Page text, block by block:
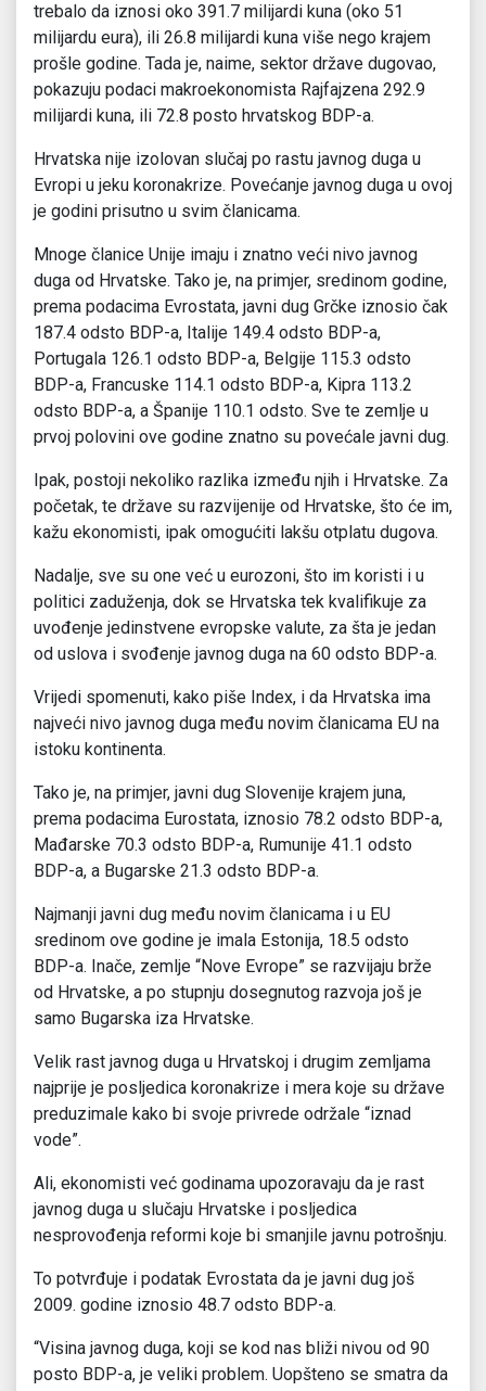
trebalo da iznosi oko 391.7 milijardi kuna (oko 51
milijardu eura), ili 26.8 milijardi kuna više nego krajem
prošle godine. Tada je, naime, sektor države dugovao,
pokazuju podaci makroekonomista Rajfajzena 292.9
milijardi kuna, ili 72.8 posto hrvatskog BDP-a.
Hrvatska nije izolovan slučaj po rastu javnog duga u
Evropi u jeku koronakrize. Povećanje javnog duga u ovoj
je godini prisutno u svim članicama.
Mnoge članice Unije imaju i znatno veći nivo javnog
duga od Hrvatske. Tako je, na primjer, sredinom godine,
prema podacima Evrostata, javni dug Grčke iznosio čak
187.4 odsto BDP-a, Italije 149.4 odsto BDP-a,
Portugala 126.1 odsto BDP-a, Belgije 115.3 odsto
BDP-a, Francuske 114.1 odsto BDP-a, Kipra 113.2
odsto BDP-a, a Španije 110.1 odsto. Sve te zemlje u
prvoj polovini ove godine znatno su povećale javni dug.
Ipak, postoji nekoliko razlika između njih i Hrvatske. Za
početak, te države su razvijenije od Hrvatske, što će im,
kažu ekonomisti, ipak omogućiti lakšu otplatu dugova.
Nadalje, sve su one već u eurozoni, što im koristi i u
politici zaduženja, dok se Hrvatska tek kvalifikuje za
uvođenje jedinstvene evropske valute, za šta je jedan
od uslova i svođenje javnog duga na 60 odsto BDP-a.
Vrijedi spomenuti, kako piše Index, i da Hrvatska ima
najveći nivo javnog duga među novim članicama EU na
istoku kontinenta.
Tako je, na primjer, javni dug Slovenije krajem juna,
prema podacima Eurostata, iznosio 78.2 odsto BDP-a,
Mađarske 70.3 odsto BDP-a, Rumunije 41.1 odsto
BDP-a, a Bugarske 21.3 odsto BDP-a.
Najmanji javni dug među novim članicama i u EU
sredinom ove godine je imala Estonija, 18.5 odsto
BDP-a. Inače, zemlje “Nove Evrope” se razvijaju brže
od Hrvatske, a po stupnju dosegnutog razvoja još je
samo Bugarska iza Hrvatske.
Velik rast javnog duga u Hrvatskoj i drugim zemljama
najprije je posljedica koronakrize i mera koje su države
preduzimale kako bi svoje privrede održale “iznad
vode”.
Ali, ekonomisti već godinama upozoravaju da je rast
javnog duga u slučaju Hrvatske i posljedica
nesprovođenja reformi koje bi smanjile javnu potrošnju.
To potvrđuje i podatak Evrostata da je javni dug još
2009. godine iznosio 48.7 odsto BDP-a.
“Visina javnog duga, koji se kod nas bliži nivou od 90
posto BDP-a, je veliki problem. Uopšteno se smatra da